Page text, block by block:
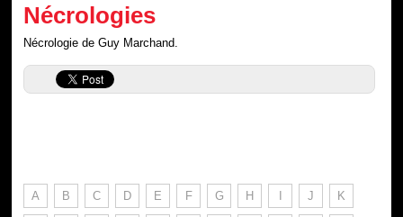
Nécrologies
Nécrologie de Guy Marchand.
A B C D E F G H I J K